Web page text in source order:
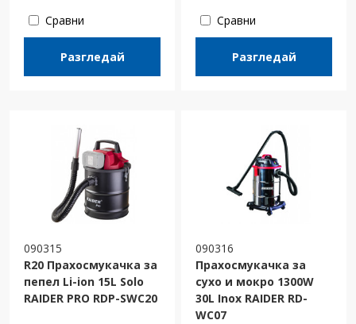
Сравни
Разгледай
Сравни
Разгледай
090315
R20 Прахосмукачка за
пепел Li-ion 15L Solo
RAIDER PRO RDP-SWC20
090316
Прахосмукачка за
сухо и мокро 1300W
30L Inox RAIDER RD-
WC07